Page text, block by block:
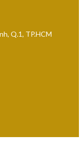
Q.1, TP.HCM